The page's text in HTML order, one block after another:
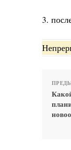
3.